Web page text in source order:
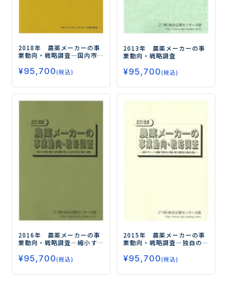
2018年 農薬メーカーの事
業動向・戦略調査―国内市
ルを見据えた戦略で事業基
盤を強化―
¥95,700(税込)
2013年 農薬メーカーの事
業動向・戦略調査
¥95,700(税込)
2016年 農薬メーカーの事
業動向・戦略調査―縮小す
取り込みを図る各社の動向
と戦略―
¥95,700(税込)
2015年 農薬メーカーの事
業動向・戦略調査―独自の
市場に挑む主要各社の動向
を探る―
¥95,700(税込)